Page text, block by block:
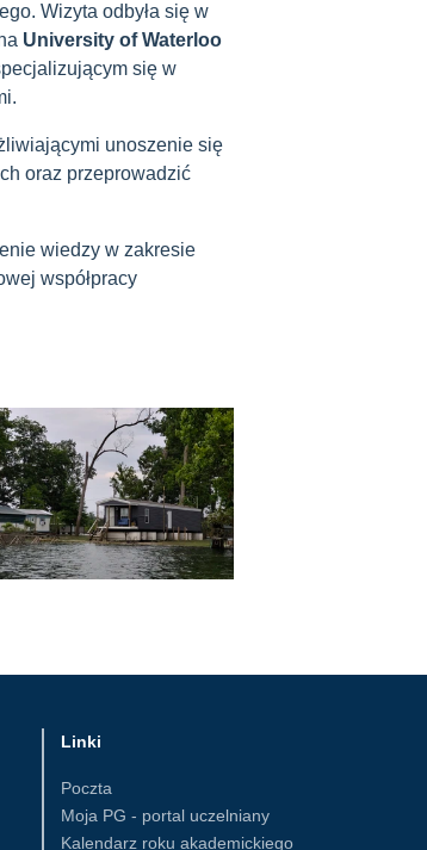
Wizyta odbyła się w
University of Waterloo
się w
unoszenie się
oraz przeprowadzić
wiedzy w zakresie
współpracy
Linki
Poczta
Moja PG - portal uczelniany
Kalendarz roku akademickiego